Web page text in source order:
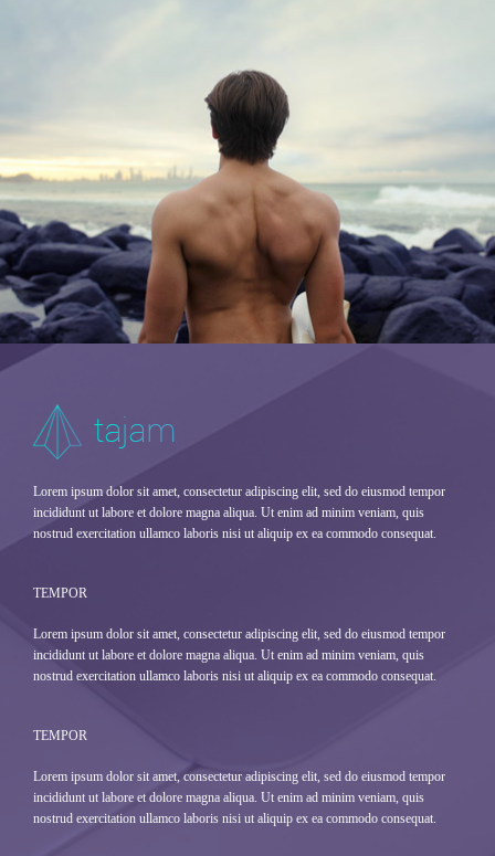
Lorem ipsum dolor sit amet, consectetur adipiscing elit, sed do eiusmod tempor
incididunt ut labore et dolore magna aliqua. Ut enim ad minim veniam, quis
nostrud exercitation ullamco laboris nisi ut aliquip ex ea commodo consequat.
TEMPOR
Lorem ipsum dolor sit amet, consectetur adipiscing elit, sed do eiusmod tempor
incididunt ut labore et dolore magna aliqua. Ut enim ad minim veniam, quis
nostrud exercitation ullamco laboris nisi ut aliquip ex ea commodo consequat.
TEMPOR
Lorem ipsum dolor sit amet, consectetur adipiscing elit, sed do eiusmod tempor
incididunt ut labore et dolore magna aliqua. Ut enim ad minim veniam, quis
nostrud exercitation ullamco laboris nisi ut aliquip ex ea commodo consequat.